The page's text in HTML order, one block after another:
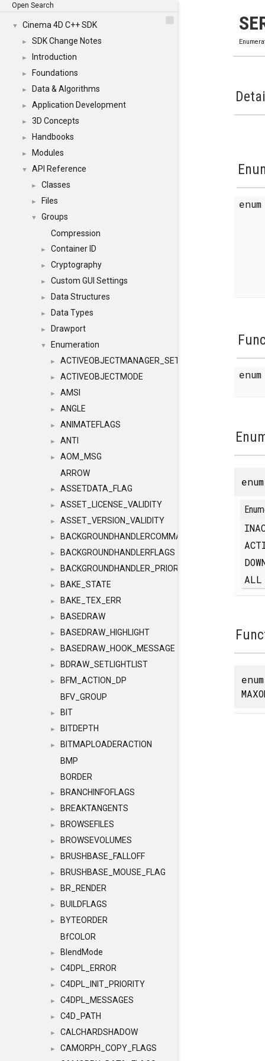
Open Search
▼ Cinema 4D C++ SDK
► SDK Change Notes
► Introduction
► Foundations
► Data & Algorithms
► Application Development
► 3D Concepts
► Handbooks
► Modules
▼ API Reference
► Classes
► Files
▼
Groups
Compression
► Container ID
► Cryptography
► Custom GUI Settings
► Data Structures
► Data Types
► Drawport
▼ Enumeration
► ACTIVEOBJECTMANAGER_SETOBJECTS
► ACTIVEOBJECTMODE
► AMSI
► ANGLE
► ANIMATEFLAGS
► ANTI
►
AOM_MSG
ARROW
► ASSETDATA_FLAG
► ASSET_LICENSE_VALIDITY
► ASSET_VERSION_VALIDITY
► BACKGROUNDHANDLERCOMMAND
► BACKGROUNDHANDLERFLAGS
► BACKGROUNDHANDLER_PRIORITY
► BAKE_STATE
► BAKE_TEX_ERR
► BASEDRAW
► BASEDRAW_HIGHLIGHT
► BASEDRAW_HOOK_MESSAGE
► BDRAW_SETLIGHTLIST
►
BFM_ACTION_DP
BFV_GROUP
► BIT
► BITDEPTH
►
BITMAPLOADERACTION
BMP
BORDER
► BRANCHINFOFLAGS
► BREAKTANGENTS
► BROWSEFILES
► BROWSEVOLUMES
► BRUSHBASE_FALLOFF
► BRUSHBASE_MOUSE_FLAG
► BR_RENDER
► BUILDFLAGS
►
BYTEORDER
BfCOLOR
► BlendMode
► C4DPL_ERROR
► C4DPL_INIT_PRIORITY
► C4DPL_MESSAGES
► C4D_PATH
► CALCHARDSHADOW
►
CAMORPH_COPY_FLAGS